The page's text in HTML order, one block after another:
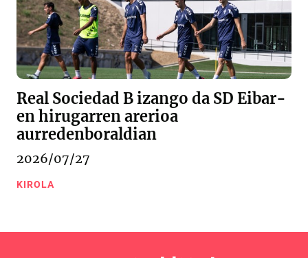
Real Sociedad B izango da SD Eibar-
en hirugarren arerioa
aurredenboraldian
2026/07/27
KIROLA